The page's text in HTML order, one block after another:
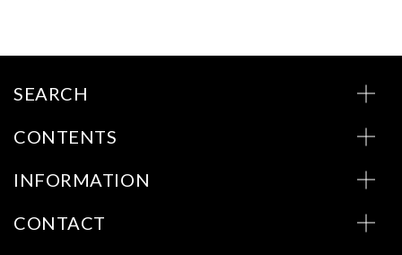
SEARCH
CONTENTS
INFORMATION
CONTACT